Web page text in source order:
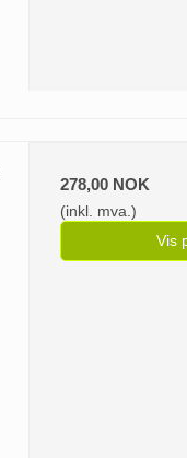
278,00 NOK
(inkl. mva.)
Vis